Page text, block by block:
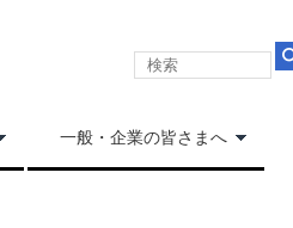
一般・企業の皆さまへ